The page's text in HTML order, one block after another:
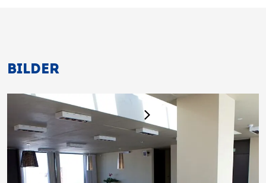
BILDER